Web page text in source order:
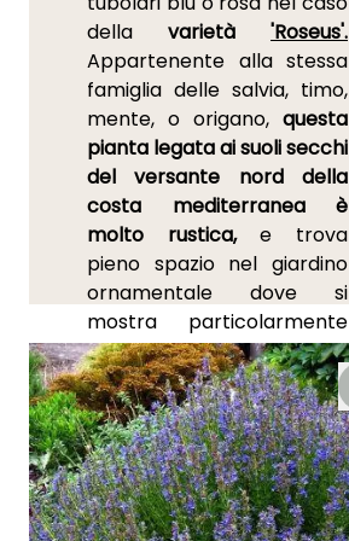
della varietà 'Roseus'.
Appartenente alla stessa
famiglia delle salvia, timo,
mente, o origano, questa
pianta legata ai suoli secchi
del versante nord della
costa mediterranea è
molto rustica,e trova
pieno spazio nel giardino
ornamentale dove si
mostra particolarmente
generosa al sole, su
terreno drenato anche se
secco. È ancheuna pianta
mellifera e nettarifera che
attira molto le farfalle.
Un tempo molto
apprezzata, l'Aglio dei